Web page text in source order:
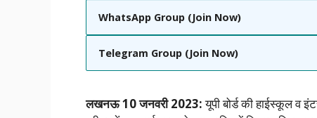
WhatsApp Group (Join Now)
Telegram Group (Join Now)
लखनऊ 10 जनवरी 2023:यूपी बोर्ड की हाईस्कूल व